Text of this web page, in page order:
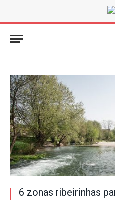
6 zonas ribeirinhas